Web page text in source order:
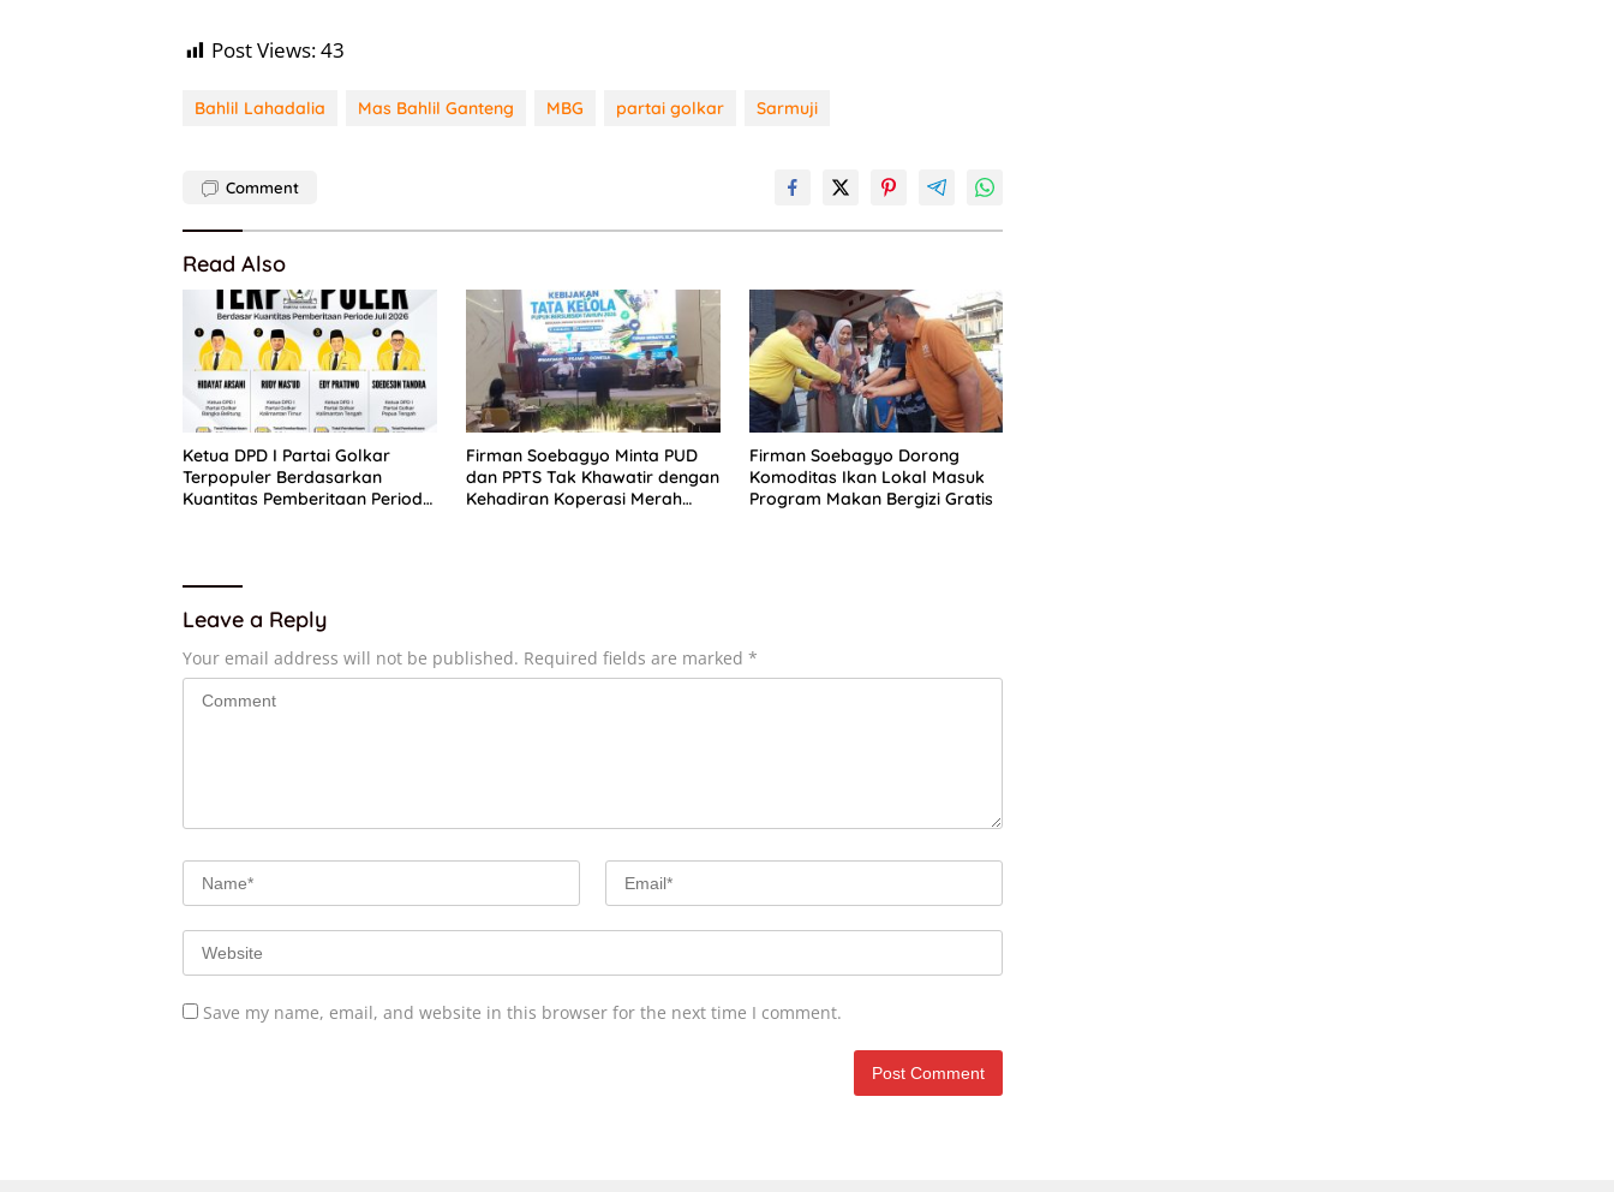
Post Views:43
Bahlil Lahadalia Mas Bahlil Ganteng MBG partai golkar Sarmuji
Comment
Read Also
Ketua DPD I Partai Golkar
Terpopuler Berdasarkan
Kuantitas Pemberitaan Periode
Firman Soebagyo Minta PUD
dan PPTS Tak Khawatir dengan
Kehadiran Koperasi Merah
Firman Soebagyo Dorong
Komoditas Ikan Lokal Masuk
Program Makan Bergizi Gratis
Leave a Reply
Your email address will not be published. Required fields are marked *
Save my name, email, and website in this browser for the next time I comment.